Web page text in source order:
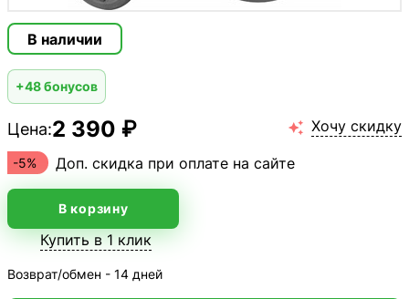
В наличии
+48 бонусов
Цена:2 390 ₽  Хочу скидку
-5% Доп. скидка при оплате на сайте
В корзину
Купить в 1 клик
Возврат/обмен - 14 дней